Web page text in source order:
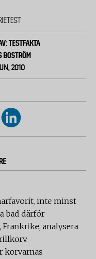
TESTFAKTA
BOSTRÖM
2010
inte minst
bad därför
analysera
korvarnas